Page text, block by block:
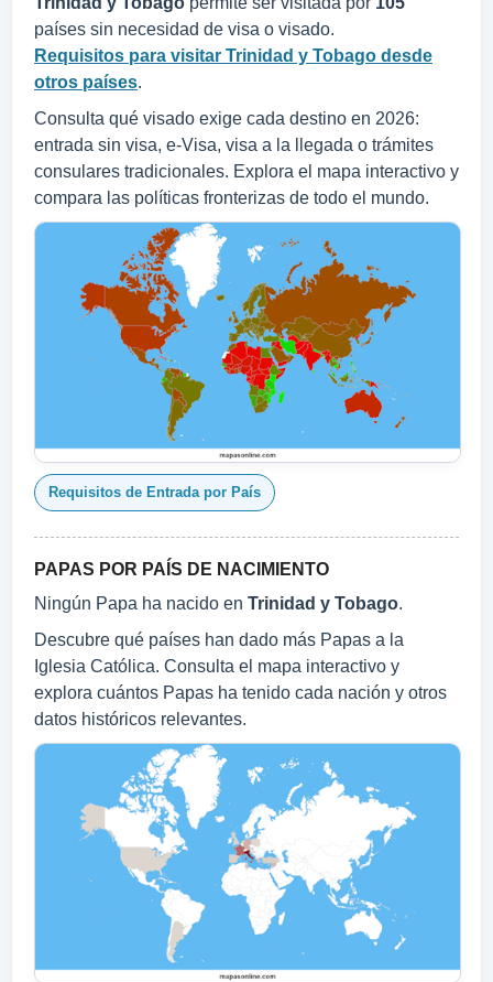
países sin necesidad de visa o visado.
Requisitos para visitar Trinidad y Tobago desde
otros países.
Consulta qué visado exige cada destino en 2026:
entrada sin visa, e-Visa, visa a la llegada o trámites
consulares tradicionales. Explora el mapa interactivo y
compara las políticas fronterizas de todo el mundo.
Requisitos de Entrada por País
PAPAS POR PAÍS DE NACIMIENTO
Ningún Papa ha nacido en Trinidad y Tobago.
Descubre qué países han dado más Papas a la
Iglesia Católica. Consulta el mapa interactivo y
explora cuántos Papas ha tenido cada nación y otros
datos históricos relevantes.